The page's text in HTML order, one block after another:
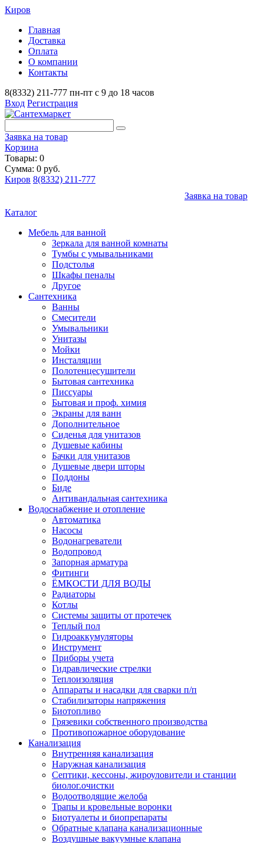
Киров
Главная
Доставка
Оплата
О компании
Контакты
8(8332) 211-777 пн-пт с 9 до 18 часов
Вход Регистрация
Заявка на товар
Корзина
Товары: 0
Сумма: 0 руб.
Киров 8(8332) 211-777
Заявка на товар
Каталог
Мебель для ванной
Зеркала для ванной комнаты
Тумбы с умывальниками
Подстолья
Шкафы пеналы
Другое
Сантехника
Ванны
Смесители
Умывальники
Унитазы
Мойки
Инсталяции
Полотенцесушители
Бытовая сантехника
Писсуары
Бытовая и проф. химия
Экраны для ванн
Дополнительное
Сиденья для унитазов
Душевые кабины
Бачки для унитазов
Душевые двери шторы
Поддоны
Биде
Антивандальная сантехника
Водоснабжение и отопление
Автоматика
Насосы
Водонагреватели
Водопровод
Запорная арматура
Фитинги
ЁМКОСТИ ДЛЯ ВОДЫ
Радиаторы
Котлы
Системы защиты от протечек
Теплый пол
Гидроаккумуляторы
Инструмент
Приборы учета
Гидравлические стрелки
Теплоизоляция
Аппараты и насадки для сварки п/п
Стабилизаторы напряжения
Биотопливо
Грязевики собственного производства
Противопожарное оборудование
Канализация
Внутренняя канализация
Наружная канализация
Септики, кессоны, жироуловители и станции
биолог.очистки
Водоотводящие желоба
Трапы и кровельные воронки
Биотуалеты и биопрепараты
Обратные клапана канализационные
Воздушные вакуумные клапана